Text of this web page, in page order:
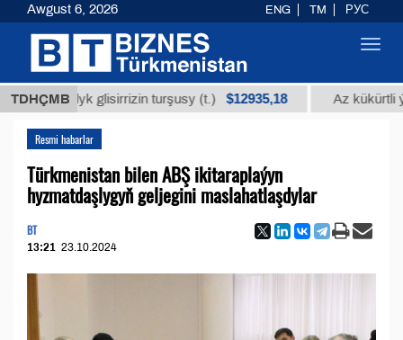
TDHÇMBglisirrizin turşusy (t.) $12935,18 Az kükürtli ýakyş
Resmi habarlar
Türkmenistan bilen ABŞ ikitaraplaýyn
hyzmatdaşlygyň geljegini maslahatlaşdylar
BT
13:21 23.10.2024
Awgust 6, 2026 ENG TM РУС